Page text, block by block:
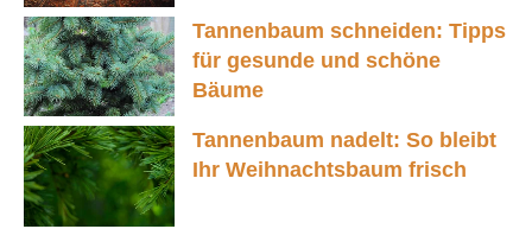
Tannenbaum schneiden: Tipps
für gesunde und schöne
Bäume
Tannenbaum nadelt: So bleibt
Ihr Weihnachtsbaum frisch